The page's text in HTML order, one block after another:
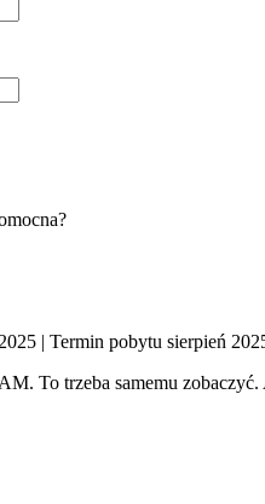
| Termin pobytu sierpień
To trzeba samemu